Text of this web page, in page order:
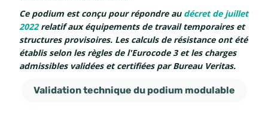
Ce podium est conçu pour répondre au décret de juillet
2022relatif aux équipements de travail temporaires et
structures provisoires. Les calculs de résistance ont été
établis selon les règles de l'Eurocode 3 et les charges
admissibles validées et certifiées par Bureau Veritas.
Validation technique du podium modulable